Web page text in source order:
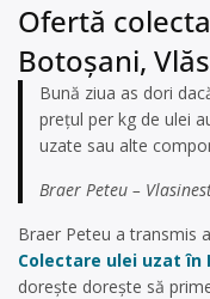
Ofertă
Botoșani,
Bună ziua as dori
prețul per kg de ulei
uzate sau alte
Braer Peteu –
Braer Peteu a transmis
Colectare ulei uzat în
dorește dorește să